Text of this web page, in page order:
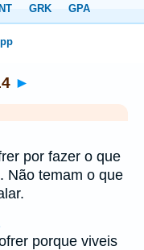
►
por fazer o que
Não temam o que
porque viveis